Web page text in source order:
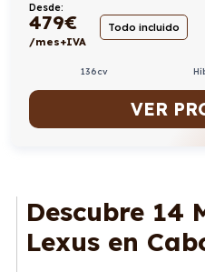
Desde:
479€
/mes+IVA
Todo incluido
136cv
VER
Descubre 14
Lexus en